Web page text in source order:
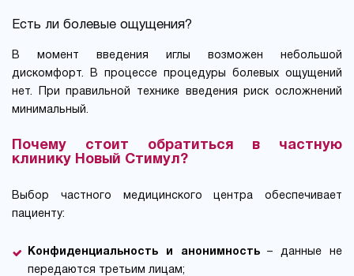
Есть ли болевые ощущения?
В момент введения иглы возможен небольшой
дискомфорт. В процессе процедуры болевых ощущений
нет. При правильной технике введения риск осложнений
минимальный.
Почему стоит обратиться в частную
клинику Новый Стимул?
Выбор частного медицинского центра обеспечивает
пациенту:
Конфиденциальность и анонимность– данные не
передаются третьим лицам;